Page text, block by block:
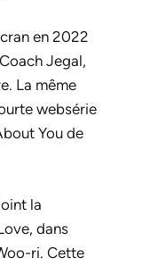
en 2022
Jegal,
La même
websérie
Youde
la
, dans
ri. Cette